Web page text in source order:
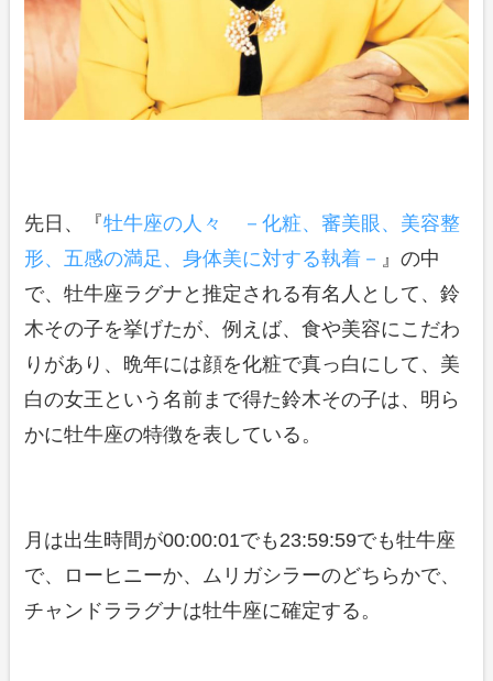
先日、『牡牛座の人々 －化粧、審美眼、美容整
形、五感の満足、身体美に対する執着－ 』の中
で、牡牛座ラグナと推定される有名人として、鈴
木その子を挙げたが、例えば、食や美容にこだわ
りがあり、晩年には顔を化粧で真っ白にして、美
白の女王という名前まで得た鈴木その子は、明ら
かに牡牛座の特徴を表している。
月は出生時間が00:00:01でも23:59:59でも牡牛座
で、ローヒニーか、ムリガシラーのどちらかで、
チャンドララグナは牡牛座に確定する。